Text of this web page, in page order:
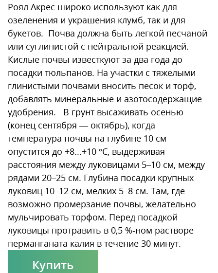
Роял Акрес широко используют как для
озеленения и украшения клумб, так и для
букетов. Почва должна быть легкой песчаной
или суглинистой с нейтральной реакцией.
Кислые почвы известкуют за два года до
посадки тюльпанов. На участки с тяжелыми
глинистыми почвами вносить песок и торф,
добавлять минеральные и азотосодержащие
удобрения. В грунт высаживать осенью
(конец сентября — октябрь), когда
температура почвы на глубине 10 см
опустится до +8...+10 °С, выдерживая
расстояния между луковицами 5–10 см, между
рядами 20–25 см. Глубина посадки крупных
луковиц 10–12 см, мелких 5–8 см. Там, где
возможно промерзание почвы, желательно
мульчировать торфом. Перед посадкой
луковицы протравить в 0,5 %-ном растворе
перманганата калия в течение 30 минут.
Купить